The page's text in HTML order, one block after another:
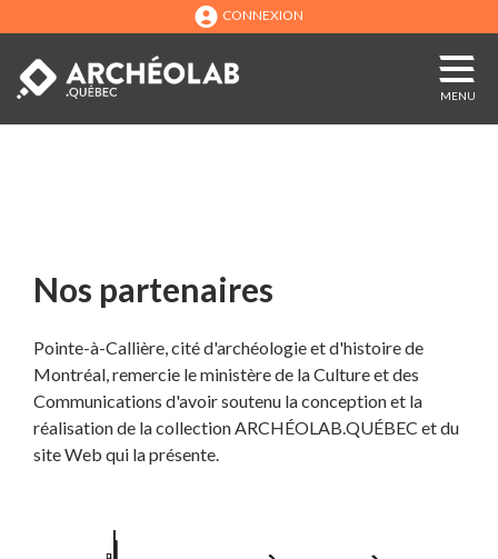
CONNEXION
MENU
Nos partenaires
Pointe-à-Callière, cité d'archéologie et d'histoire de
Montréal, remercie le ministère de la Culture et des
Communications d'avoir soutenu la conception et la
réalisation de la collection ARCHÉOLAB.QUÉBEC et du
site Web qui la présente.